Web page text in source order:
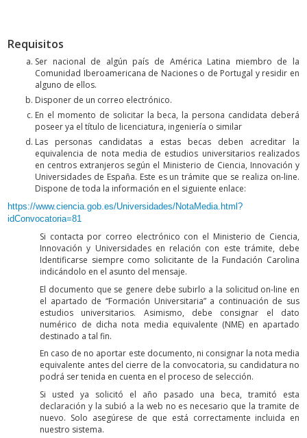
Requisitos
Ser nacional de algún país de América Latina miembro de la
Comunidad Iberoamericana de Naciones o de Portugal y residir en
alguno de ellos.
Disponer de un correo electrónico.
En el momento de solicitar la beca, la persona candidata deberá
poseer ya el título de licenciatura, ingeniería o similar
Las personas candidatas a estas becas deben acreditar la
equivalencia de nota media de estudios universitarios realizados
en centros extranjeros según el Ministerio de Ciencia, Innovación y
Universidades de España. Este es un trámite que se realiza on-line.
Dispone de toda la información en el siguiente enlace:
https://www.ciencia.gob.es/Universidades/NotaMedia.html?
idConvocatoria=81
Si contacta por correo electrónico con el Ministerio de Ciencia,
Innovación y Universidades en relación con este trámite, debe
Identificarse siempre como solicitante de la Fundación Carolina
indicándolo en el asunto del mensaje.
El documento que se genere debe subirlo a la solicitud on-line en
el apartado de “Formación Universitaria” a continuación de sus
estudios universitarios. Asimismo, debe consignar el dato
numérico de dicha nota media equivalente (NME) en apartado
destinado a tal fin.
En caso de no aportar este documento, ni consignar la nota media
equivalente antes del cierre de la convocatoria, su candidatura no
podrá ser tenida en cuenta en el proceso de selección.
Si usted ya solicitó el año pasado una beca, tramitó esta
declaración y la subió a la web no es necesario que la tramite de
nuevo. Solo asegúrese de que está correctamente incluida en
nuestro sistema.